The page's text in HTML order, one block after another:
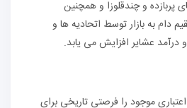
پربازده و چندقلوزا و همچنین
دام به بازار توسط اتحادیه ها و
عشایر افزایش می یابد.
موجود را فرصتی تاریخی برای